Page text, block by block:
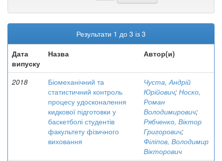
Результати 1 до 3 із 3
Дата
випуску
Назва Автор(и)
2018
Біомеханічний та
статистичний контроль
процесу удосконалення
кидкової підготовки у
баскетболі студентів
факультету фізичного
виховання
Чуста, Андрій
Юрійович; Носко,
Роман
Володимирович;
Рябченко, Віктор
Григорович;
Філіпов, Володимир
Вікторович